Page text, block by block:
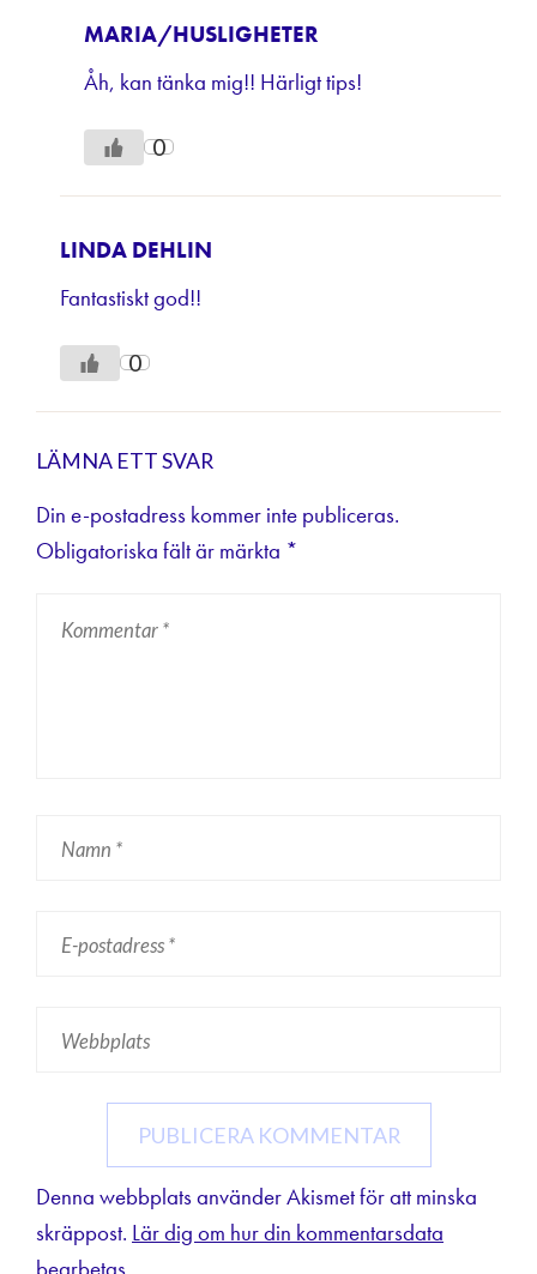
MARIA/HUSLIGHETER
Åh, kan tänka mig!! Härligt tips!
0
LINDA DEHLIN
Fantastiskt god!!
0
LÄMNA ETT SVAR
Din e-postadress kommer inte publiceras.
Obligatoriska fält är märkta *
Denna webbplats använder Akismet för att minska
skräppost. Lär dig om hur din kommentarsdata